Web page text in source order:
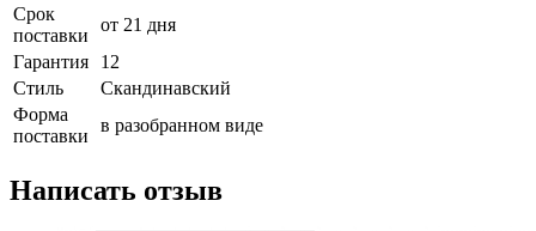
Срок
поставки
от 21 дня
Гарантия
12
Стиль
Скандинавcкий
Форма
поставки
в разобранном виде
Написать отзыв